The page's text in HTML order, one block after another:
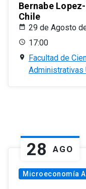
Bernabe
Chile
29 de Agosto
17:00
Facultad de
Administrativas
28 AGO
Microeconomía